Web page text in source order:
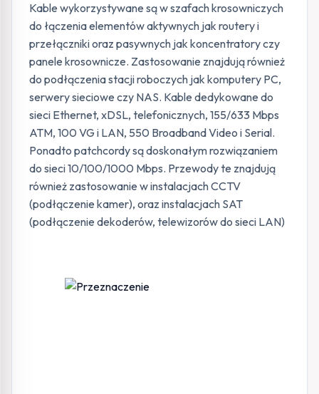
Kable wykorzystywane są w szafach krosowniczych
do łączenia elementów aktywnych jak routery i
przełączniki oraz pasywnych jak koncentratory czy
panele krosownicze. Zastosowanie znajdują również
do podłączenia stacji roboczych jak komputery PC,
serwery sieciowe czy NAS. Kable dedykowane do
sieci Ethernet, xDSL, telefonicznych, 155/633 Mbps
ATM, 100 VG i LAN, 550 Broadband Video i Serial.
Ponadto patchcordy są doskonałym rozwiązaniem
do sieci 10/100/1000 Mbps. Przewody te znajdują
również zastosowanie w instalacjach CCTV
(podłączenie kamer), oraz instalacjach SAT
(podłączenie dekoderów, telewizorów do sieci LAN)